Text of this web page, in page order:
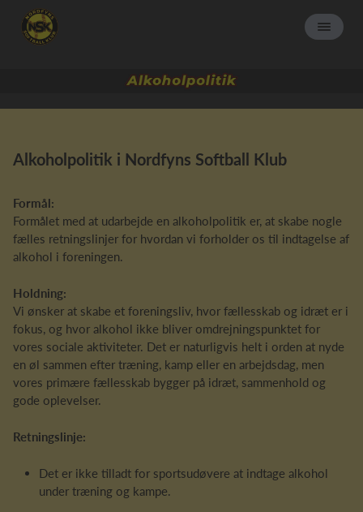
Alkoholpolitik i Nordfyns Softball Klub
Formål:
Formålet med at udarbejde en alkoholpolitik er, at skabe nogle
fælles retningslinjer for hvordan vi forholder os til indtagelse af
alkohol i foreningen.
Holdning:
Vi ønsker at skabe et foreningsliv, hvor fællesskab og idræt er i
fokus, og hvor alkohol ikke bliver omdrejningspunktet for
vores sociale aktiviteter. Det er naturligvis helt i orden at nyde
en øl sammen efter træning, kamp eller en arbejdsdag, men
vores primære fællesskab bygger på idræt, sammenhold og
gode oplevelser.
Retningslinje:
Det er ikke tilladt for sportsudøvere at indtage alkohol
under træning og kampe.